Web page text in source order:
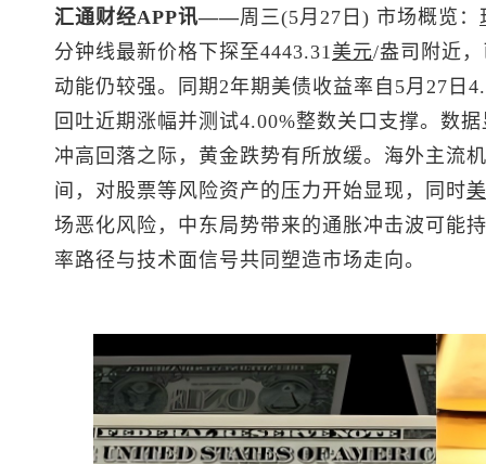
汇通财经APP讯——周三(5月27日) 市场概览：
分钟线最新价格下探至4443.31美元/盎司附近
动能仍较强。同期2年期美债收益率自5月27日
回吐近期涨幅并测试4.00%整数关口支撑。数
冲高回落之际，黄金跌势有所放缓。海外主流
间，对股票等风险资产的压力开始显现，同时
场恶化风险，中东局势带来的通胀冲击波可能
率路径与技术面信号共同塑造市场走向。